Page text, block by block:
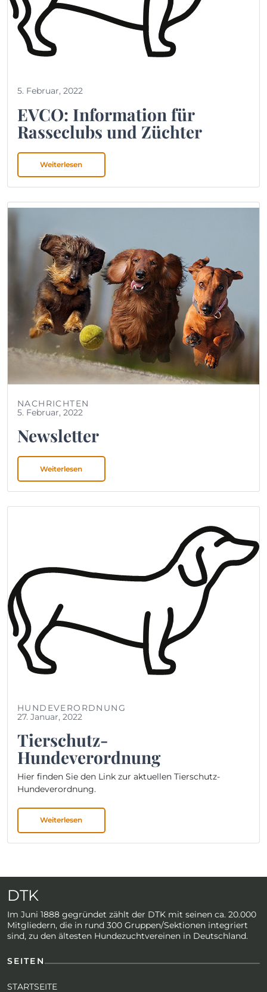
5. Februar, 2022
EVCO: Information für
Rasseclubs und Züchter
Weiterlesen
NACHRICHTEN
5. Februar, 2022
Newsletter
Weiterlesen
HUNDEVERORDNUNG
27. Januar, 2022
Tierschutz-
Hundeverordnung
Hier finden Sie den Link zur aktuellen Tierschutz-
Hundeverordnung.
Weiterlesen
DTK
Im Juni 1888 gegründet zählt der DTK mit seinen ca. 20.000
Mitgliedern, die in rund 300 Gruppen/Sektionen integriert
sind, zu den ältesten Hundezuchtvereinen in Deutschland.
SEITEN
STARTSEITE